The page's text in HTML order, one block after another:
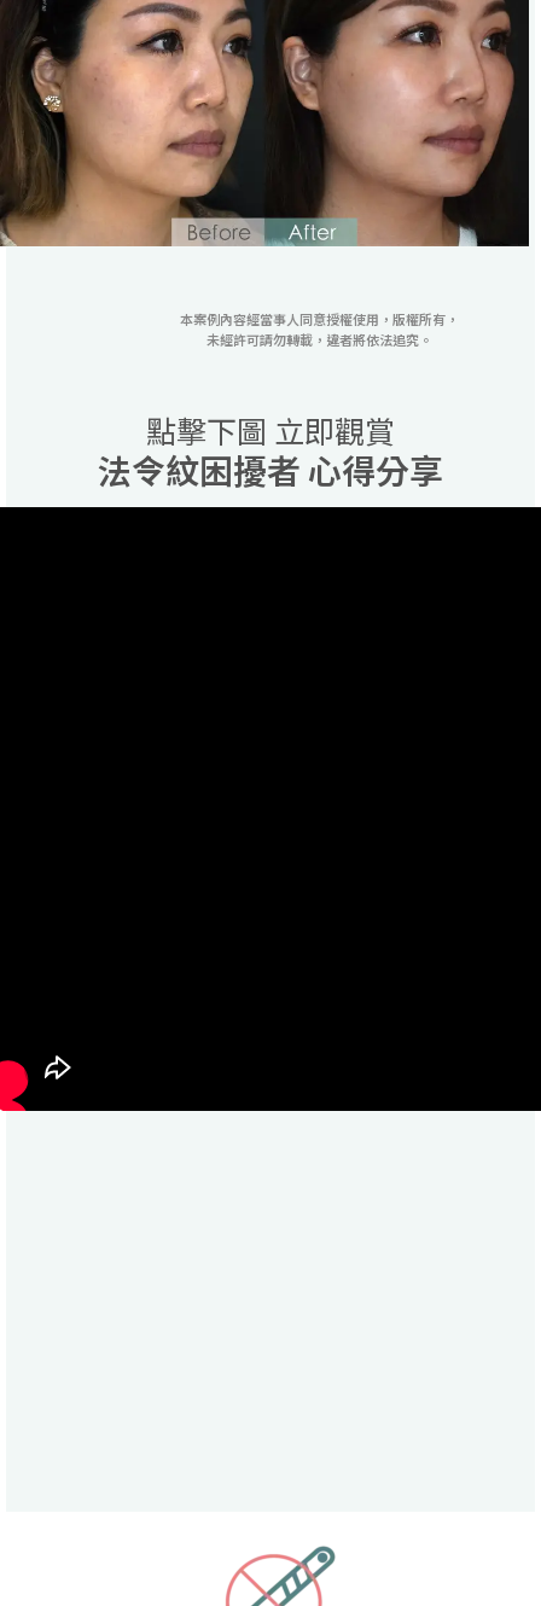
本案例內容經當事人同意授權使用，版權所有，
未經許可請勿轉載，違者將依法追究。
點擊下圖 立即觀賞
法令紋困擾者 心得分享